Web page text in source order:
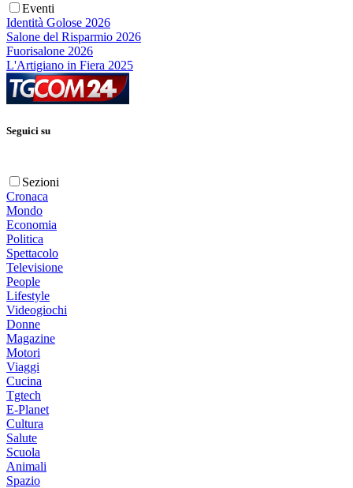
Eventi
Identità Golose 2026
Salone del Risparmio 2026
Fuorisalone 2026
L'Artigiano in Fiera 2025
Seguici su
Sezioni
Cronaca
Mondo
Economia
Politica
Spettacolo
Televisione
People
Lifestyle
Videogiochi
Donne
Magazine
Motori
Viaggi
Cucina
Tgtech
E-Planet
Cultura
Salute
Scuola
Animali
Spazio